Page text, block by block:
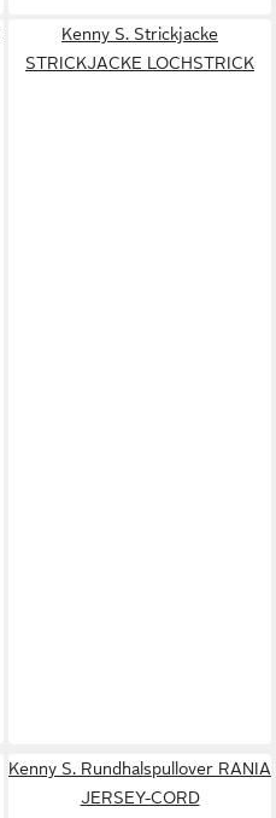
Kenny S. Strickjacke
STRICKJACKE LOCHSTRICK
Kenny S. Rundhalspullover RANIA
JERSEY-CORD